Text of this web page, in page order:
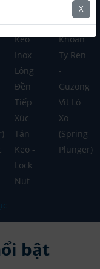
Tán
Keo
Inox
Lông
Đền
Tiếp
Xúc
Tán
Keo -
Lock
Nut
Vít Tự
Khoan
Ty Ren
-
Guzong
Vít Lò
Xo
(Spring
Plunger)
bật
X